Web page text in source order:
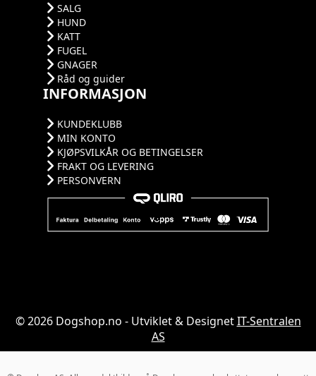
SALG
HUND
KATT
FUGEL
GNAGER
Råd og guider
INFORMASJON
KUNDEKLUBB
MIN KONTO
KJØPSVILKÅR OG BETINGELSER
FRAKT OG LEVERING
PERSONVERN
© 2026 Dogshop.no - Utviklet & DesignetIT-Sentralen
AS